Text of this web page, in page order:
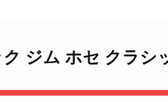
ジム ホセ クラシ